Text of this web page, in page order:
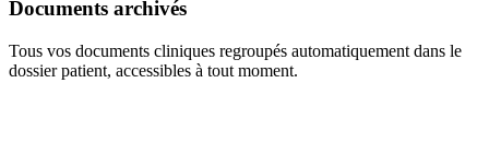
Documents archivés
Tous vos documents cliniques regroupés automatiquement dans le
dossier patient, accessibles à tout moment.